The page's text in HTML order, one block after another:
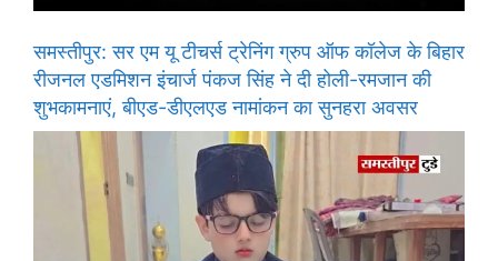
समस्तीपुर: सर एम यू टीचर्स ट्रेनिंग ग्रुप ऑफ कॉलेज के बिहार
रीजनल एडमिशन इंचार्ज पंकज सिंह ने दी होली-रमजान की
शुभकामनाएं, बीएड-डीएलएड नामांकन का सुनहरा अवसर